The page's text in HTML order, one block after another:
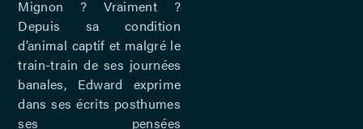
Mignon ? Vraiment ?
Depuis sa condition
d’animal captif et malgré le
train-train de ses journées
banales, Edward exprime
dans ses écrits posthumes
ses pensées